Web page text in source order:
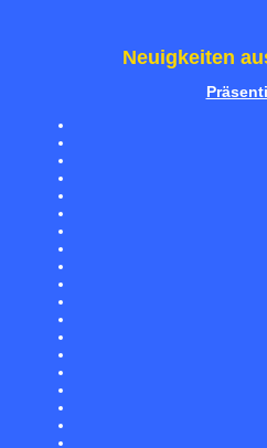
Neuigkeiten